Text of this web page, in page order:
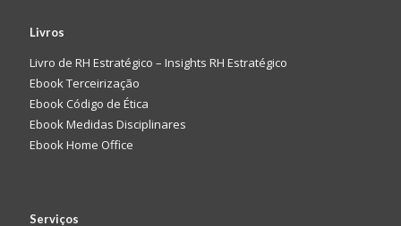
Livros
Livro de RH Estratégico – Insights RH Estratégico
Ebook Terceirização
Ebook Código de Ética
Ebook Medidas Disciplinares
Ebook Home Office
Serviços